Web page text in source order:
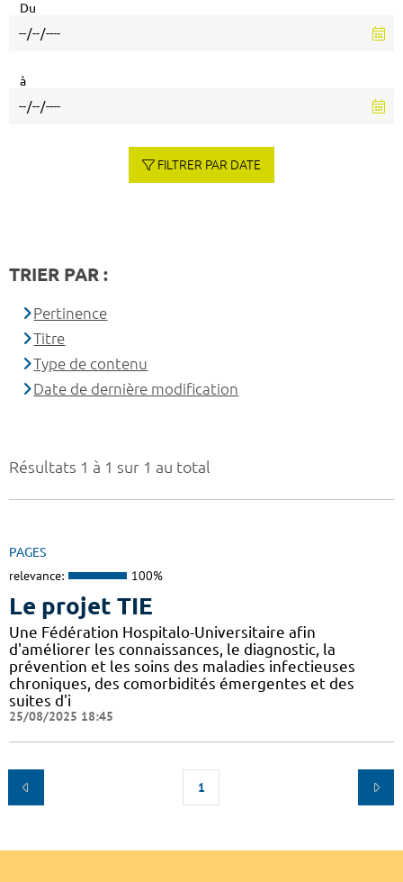
Résultats 1 à 1 sur 1 au total
PAGES
relevance: 100%
Le projet TIE
Une Fédération Hospitalo-Universitaire afin
d'améliorer les connaissances, le diagnostic, la
prévention et les soins des maladies infectieuses
chroniques, des comorbidités émergentes et des
suites d'i
25/08/2025 18:45
1
Du
à
FILTRER PAR DATE
TRIER PAR :
Pertinence
Titre
Type de contenu
Date de dernière modification